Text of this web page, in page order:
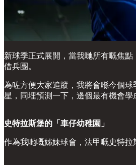
新球季正式展開，當我哋所有嘅焦
借兵團。
為咗方便大家追蹤，我將會喺今個
星，同埋預測一下，邊個最有機會學
史特拉斯堡的「車仔幼稚園」
作為我哋嘅姊妹球會，法甲嘅史特拉